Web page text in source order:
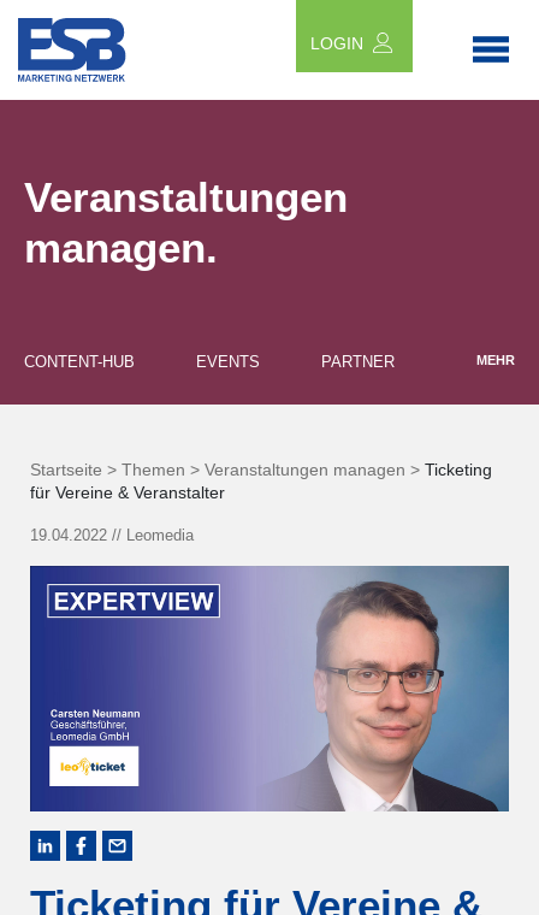
LOGIN
Veranstaltungen
managen.
CONTENT-HUB EVENTS PARTNER MEHR
Startseite > Themen > Veranstaltungen managen > Ticketing
für Vereine & Veranstalter
19.04.2022 // Leomedia
Ticketing für Vereine &